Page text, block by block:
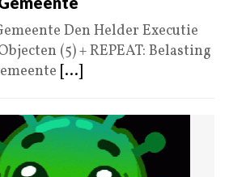
Den Helder Executie
(5) + REPEAT: Belasting
[...]